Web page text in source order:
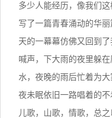
多少人能经历，像我们
写了一篇青春涌动的华
天的一幕幕仿佛又回到
喊声，下大雨的夜里躲
水，夜晚的雨后忙着为
夜未眠依旧一路唱着的
儿歌，山歌，情歌，总